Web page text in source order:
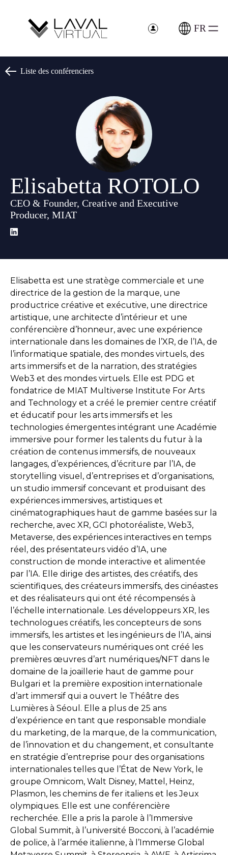
FR
Liste des conférenciers
Elisabetta ROTOLO
CEO & Founder, Creative and Executive
Producer, MIAT
Elisabetta est une stratège commerciale et une
directrice de la gestion de la marque, une
productrice créative et exécutive, une directrice
artistique, une architecte d’intérieur et une
conférencière d’honneur, avec une expérience
internationale dans les domaines de l’XR, de l’IA, de
l’informatique spatiale, des mondes virtuels, des
arts immersifs et de la narration, des stratégies
Web3 et des mondes virtuels. Elle est PDG et
fondatrice de MIAT Multiverse Institute For Arts
and Technology et a créé le premier centre créatif
et éducatif pour les arts immersifs et les
technologies émergentes intégrant une Académie
immersive pour former les talents du futur à la
création de contenus immersifs, de nouveaux
langages, d’expériences, d’écriture par l’IA, de
storytelling visuel, d’entreprises et d’organisations,
un studio immersif concevant et produisant des
expériences immersives, artistiques et
cinématographiques haut de gamme basées sur la
recherche, avec XR, GCI photoréaliste, Web3,
Metaverse, des expériences interactives en temps
réel, des présentateurs vidéo d’IA, une
construction de monde interactive et alimentée
par l’IA. Elle dirige des artistes, des créatifs, des
scientifiques, des créateurs immersifs, des cinéastes
et des réalisateurs qui ont été récompensés à
l’échelle internationale. Les développeurs XR, les
technologues créatifs, les concepteurs de sons
immersifs, les artistes et les ingénieurs de l’IA, ainsi
que les conservateurs numériques ont créé les
premières œuvres d’art numériques/NFT dans le
domaine de la joaillerie haut de gamme pour
Bulgari et la première exposition internationale
d’art immersif qui a ouvert le Théâtre des
Lumières à Séoul. Elle a plus de 25 ans
d’expérience en tant que responsable mondiale
du marketing, de la marque, de la communication,
de l’innovation et du changement, et consultante
en stratégie d’entreprise pour des organisations
internationales telles que l’État de New York, le
groupe Omnicom, Walt Disney, Mattel, Heinz,
Plasmon, les chemins de fer italiens et les Jeux
olympiques. Elle est une conférencière
recherchée. Elle a pris la parole à l’Immersive
Global Summit, à l’université Bocconi, à l’académie
de police, à l’armée italienne, à l’Immerse Global